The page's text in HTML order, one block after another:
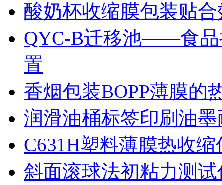
酸奶杯收缩膜包装贴
QYC-B迁移池——食品
置
香烟包装BOPP薄膜的
润滑油桶标签印刷油
C631H塑料薄膜热收
斜面滚球法初粘力测